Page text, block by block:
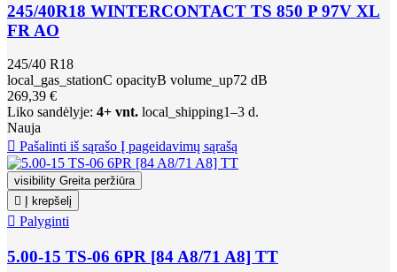
245/40R18 WINTERCONTACT TS 850 P 97V XL
FR AO
245/40 R18
local_gas_stationC opacityB volume_up72 dB
269,39 €
Liko sandėlyje: 4+ vnt. local_shipping1–3 d.
Nauja
 Pašalinti iš sąrašo Į pageidavimų sąrašą
visibility Greita peržiūra

Į krepšelį
 Palyginti
5.00-15 TS-06 6PR [84 A8/71 A8] TT